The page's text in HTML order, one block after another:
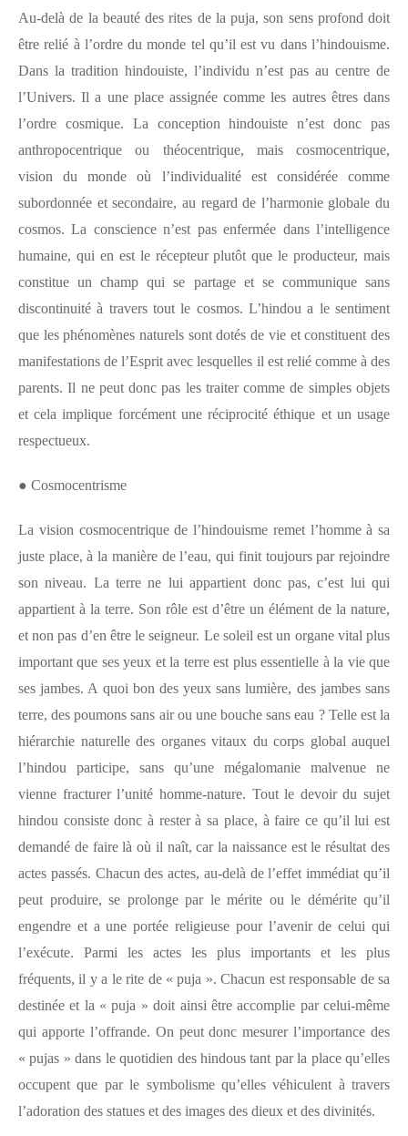
Au-delà de la beauté des rites de la puja, son sens profond doit
être relié à l’ordre du monde tel qu’il est vu dans l’hindouisme.
Dans la tradition hindouiste, l’individu n’est pas au centre de
l’Univers. Il a une place assignée comme les autres êtres dans
l’ordre cosmique. La conception hindouiste n’est donc pas
anthropocentrique ou théocentrique, mais cosmocentrique,
vision du monde où l’individualité est considérée comme
subordonnée et secondaire, au regard de l’harmonie globale du
cosmos. La conscience n’est pas enfermée dans l’intelligence
humaine, qui en est le récepteur plutôt que le producteur, mais
constitue un champ qui se partage et se communique sans
discontinuité à travers tout le cosmos. L’hindou a le sentiment
que les phénomènes naturels sont dotés de vie et constituent des
manifestations de l’Esprit avec lesquelles il est relié comme à des
parents. Il ne peut donc pas les traiter comme de simples objets
et cela implique forcément une réciprocité éthique et un usage
respectueux.
● Cosmocentrisme
La vision cosmocentrique de l’hindouisme remet l’homme à sa
juste place, à la manière de l’eau, qui finit toujours par rejoindre
son niveau. La terre ne lui appartient donc pas, c’est lui qui
appartient à la terre. Son rôle est d’être un élément de la nature,
et non pas d’en être le seigneur. Le soleil est un organe vital plus
important que ses yeux et la terre est plus essentielle à la vie que
ses jambes. A quoi bon des yeux sans lumière, des jambes sans
terre, des poumons sans air ou une bouche sans eau ? Telle est la
hiérarchie naturelle des organes vitaux du corps global auquel
l’hindou participe, sans qu’une mégalomanie malvenue ne
vienne fracturer l’unité homme-nature. Tout le devoir du sujet
hindou consiste donc à rester à sa place, à faire ce qu’il lui est
demandé de faire là où il naît, car la naissance est le résultat des
actes passés. Chacun des actes, au-delà de l’effet immédiat qu’il
peut produire, se prolonge par le mérite ou le démérite qu’il
engendre et a une portée religieuse pour l’avenir de celui qui
l’exécute. Parmi les actes les plus importants et les plus
fréquents, il y a le rite de « puja ». Chacun est responsable de sa
destinée et la « puja » doit ainsi être accomplie par celui-même
qui apporte l’offrande. On peut donc mesurer l’importance des
« pujas » dans le quotidien des hindous tant par la place qu’elles
occupent que par le symbolisme qu’elles véhiculent à travers
l’adoration des statues et des images des dieux et des divinités.